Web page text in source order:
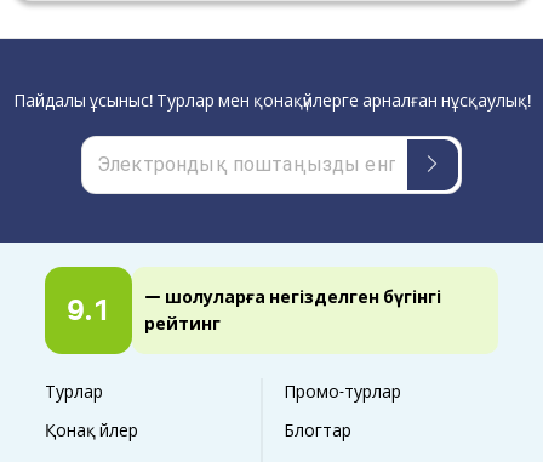
9.1
— шолуларға негізделген бүгінгі
рейтинг
Турлар
Промо-турлар
Қонақ үйлер
Блогтар
Пайдалы ұсыныс! Турлар мен қонақүйлерге арналған нұсқаулық!